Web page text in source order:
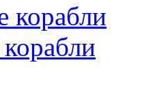
корабли